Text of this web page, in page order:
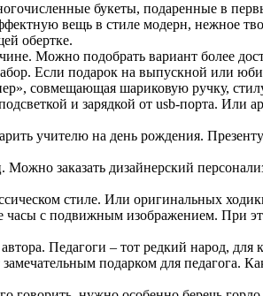
букеты, подаренные в
вещь в стиле модерн, нежное
обертке.
Можно подобрать вариант более
Если подарок на выпускной или
совмещающая шариковую ручку,
и зарядкой от usb-порта.
учителю на день рождения.
заказать дизайнерский
стиле. Или оригинальных
с подвижным изображением. При
Педагоги – тот редкий народ,
подарком для педагога.